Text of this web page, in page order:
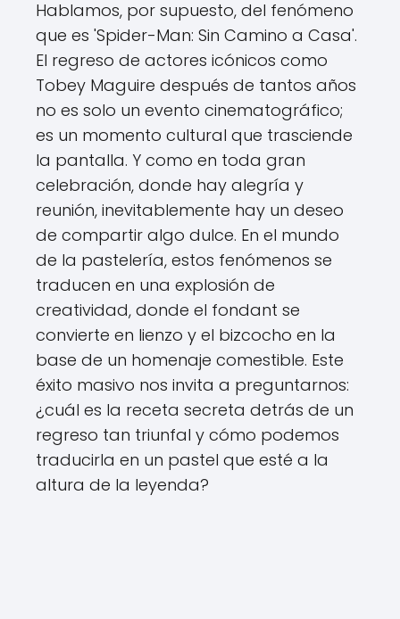
Hablamos, por supuesto, del fenómeno
que es 'Spider-Man: Sin Camino a Casa'.
El regreso de actores icónicos como
Tobey Maguire después de tantos años
no es solo un evento cinematográfico;
es un momento cultural que trasciende
la pantalla. Y como en toda gran
celebración, donde hay alegría y
reunión, inevitablemente hay un deseo
de compartir algo dulce. En el mundo
de la pastelería, estos fenómenos se
traducen en una explosión de
creatividad, donde el fondant se
convierte en lienzo y el bizcocho en la
base de un homenaje comestible. Este
éxito masivo nos invita a preguntarnos:
¿cuál es la receta secreta detrás de un
regreso tan triunfal y cómo podemos
traducirla en un pastel que esté a la
altura de la leyenda?